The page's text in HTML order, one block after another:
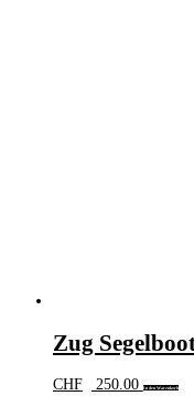
Zug
CHF 250.00 In den Warenkorb